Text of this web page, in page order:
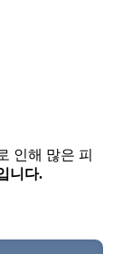
인해 많은 피
니다.